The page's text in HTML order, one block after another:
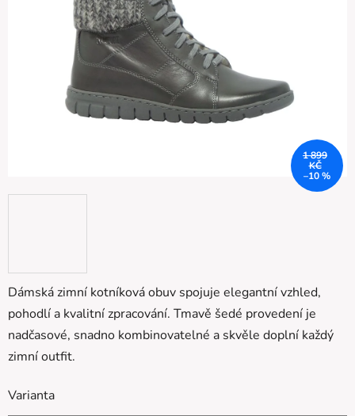
Dámská zimní kotníková obuv spojuje elegantní vzhled,
pohodlí a kvalitní zpracování. Tmavě šedé provedení je
nadčasové, snadno kombinovatelné a skvěle doplní každý
zimní outfit.
Varianta
1 899
KČ
–10 %